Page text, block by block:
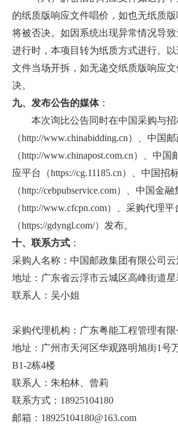
的纸质版响应文件唱价，如也无纸质
将被否决。如因系统出现异常情况导
进行时，本项目转为纸质方式进行。
文件当场开拆，如无递交纸质版响应
决。
九、发布公告的媒体：
本次询比公告同时在中国采购与招
（http://www.chinabidding.cn）、中国
（http://www.chinapost.com.cn）、中
应平台（https://cg.11185.cn）、中国招
（http://cebpubservice.com）、中国金
（http://www.cfcpn.com）、采购代理平
（https://gdyngl.com/）发布。
十、联系方式 ：
采购人名称：中国邮政集团有限公司云
地址：广东省云浮市云城区高峰街道
联系人：吴小姐
采购代理机构：广东粤能工程管理有限
地址：广州市天河区华观路明旭街1号
B1-2栋4楼
联系人：朱柏林、曾莉
联系方式：18925104180
邮箱：18925104180@163.com